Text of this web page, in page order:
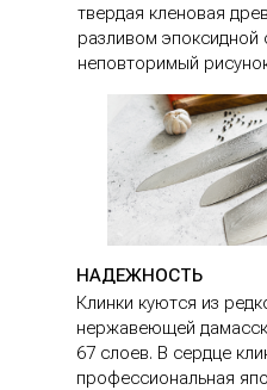
твердая кленовая
разливом эпоксидной
неповторимый
НАДЕЖНОСТЬ
Клинки куются из
нержавеющей
67 слоев. В сердце
профессиональная